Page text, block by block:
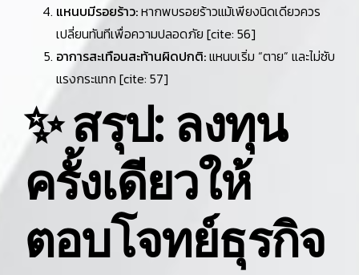
แหนบมีรอยร้าว:หากพบรอยร้าวแม้เพียงนิดเดียวควร
เปลี่ยนทันทีเพื่อความปลอดภัย [cite: 56]
อาการสะเทือนสะท้านผิดปกติ:แหนบเริ่ม “ตาย” และไม่ซับ
แรงกระแทก [cite: 57]
✨ สรุป: ลงทุน
ครั้งเดียวให้
ตอบโจทย์ธุรกิจ